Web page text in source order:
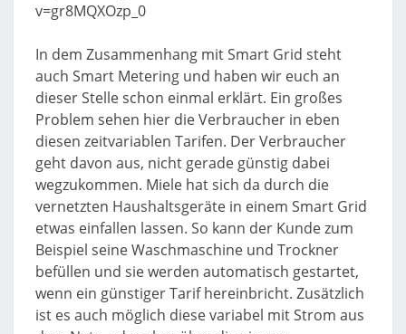
v=gr8MQXOzp_0
In dem Zusammenhang mit Smart Grid steht
auch Smart Metering und haben wir euch an
dieser Stelle schon einmal erklärt. Ein großes
Problem sehen hier die Verbraucher in eben
diesen zeitvariablen Tarifen. Der Verbraucher
geht davon aus, nicht gerade günstig dabei
wegzukommen. Miele hat sich da durch die
vernetzten Haushaltsgeräte in einem Smart Grid
etwas einfallen lassen. So kann der Kunde zum
Beispiel seine Waschmaschine und Trockner
befüllen und sie werden automatisch gestartet,
wenn ein günstiger Tarif hereinbricht. Zusätzlich
ist es auch möglich diese variabel mit Strom aus